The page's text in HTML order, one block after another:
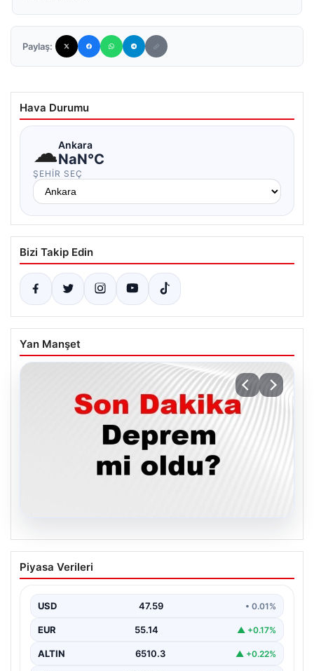
Paylaş:
Hava Durumu
☁Ankara
NaN°C
ŞEHIR SEÇ
Bizi Takip Edin
Yan Manşet
05.08.2026
05 Ağustos 2026 Türkiye’de Son
Depremler ve AFAD Güncellemeleri
05 Ağustos 2026 tarihinde gerçekleşen depremlerle
ilgili son…
Piyasa Verileri
USD 47.59 • 0.01%
EUR 55.14 ▲ +0.17%
ALTIN 6510.3 ▲ +0.22%